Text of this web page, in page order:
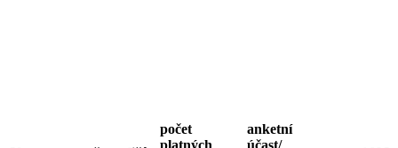
počet
platných
anketní
účast/